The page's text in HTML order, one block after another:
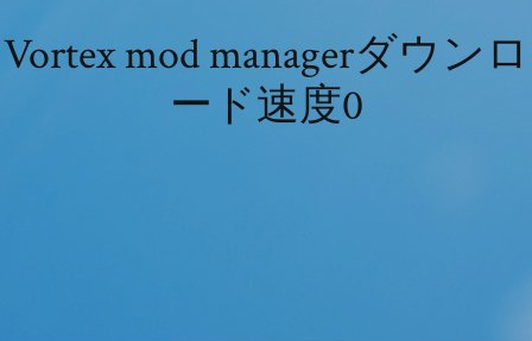
Vortex mod managerダウンロ
ード速度0